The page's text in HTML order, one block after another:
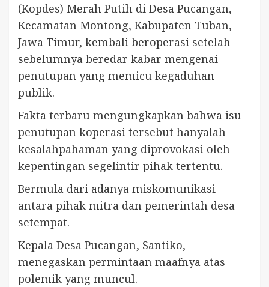
(Kopdes) Merah Putih di Desa Pucangan,
Kecamatan Montong, Kabupaten Tuban,
Jawa Timur, kembali beroperasi setelah
sebelumnya beredar kabar mengenai
penutupan yang memicu kegaduhan
publik.
Fakta terbaru mengungkapkan bahwa isu
penutupan koperasi tersebut hanyalah
kesalahpahaman yang diprovokasi oleh
kepentingan segelintir pihak tertentu.
Bermula dari adanya miskomunikasi
antara pihak mitra dan pemerintah desa
setempat.
Kepala Desa Pucangan, Santiko,
menegaskan permintaan maafnya atas
polemik yang muncul.